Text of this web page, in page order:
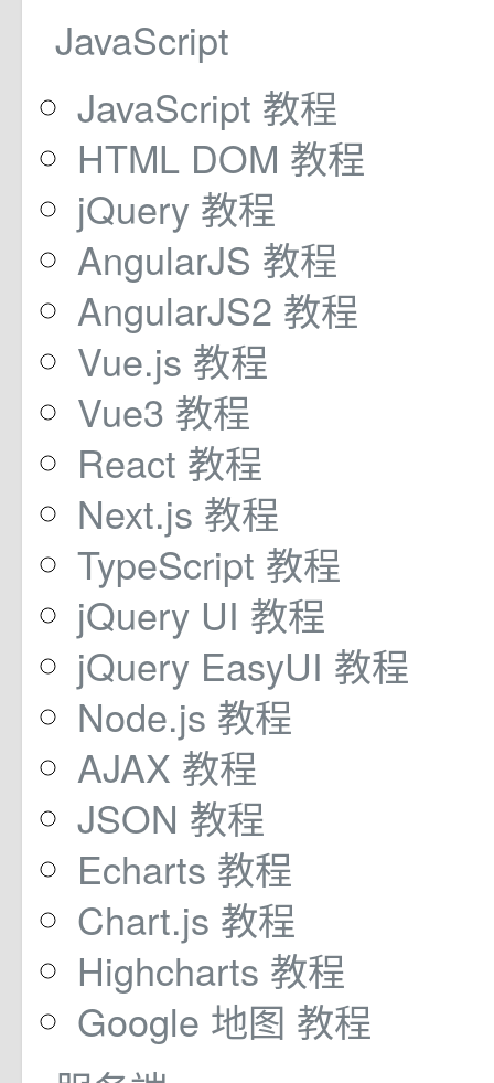
JavaScript
JavaScript 教程
HTML DOM 教程
jQuery 教程
AngularJS 教程
AngularJS2 教程
Vue.js 教程
Vue3 教程
React 教程
Next.js 教程
TypeScript 教程
jQuery UI 教程
jQuery EasyUI 教程
Node.js 教程
AJAX 教程
JSON 教程
Echarts 教程
Chart.js 教程
Highcharts 教程
Google 地图 教程